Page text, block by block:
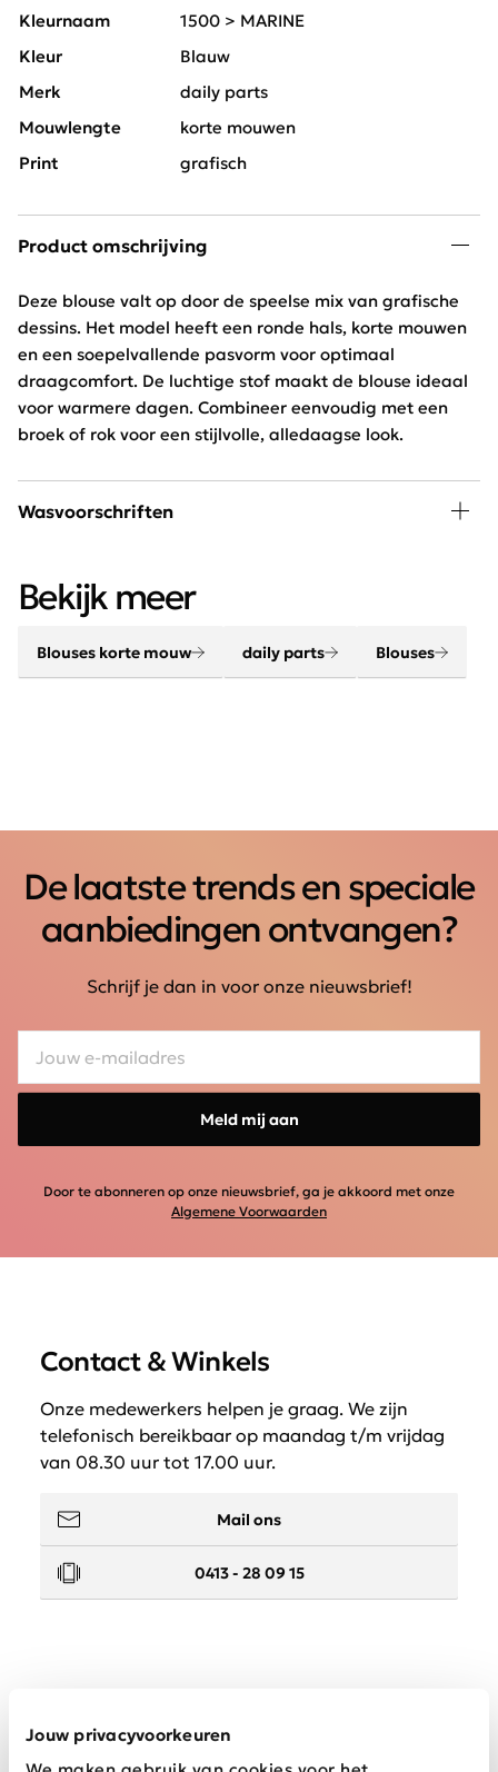
Jouw privacyvoorkeuren
Kleurnaam
1500 > MARINE
Kleur
Blauw
Merk
daily parts
Mouwlengte
korte mouwen
Print
grafisch
Product omschrijving
Deze blouse valt op door de speelse mix van grafische
dessins. Het model heeft een ronde hals, korte mouwen
en een soepelvallende pasvorm voor optimaal
draagcomfort. De luchtige stof maakt de blouse ideaal
voor warmere dagen. Combineer eenvoudig met een
broek of rok voor een stijlvolle, alledaagse look.
Wasvoorschriften
Bekijk meer
Blouses korte mouw daily parts Blouses
De laatste trends en speciale
aanbiedingen ontvangen?
Schrijf je dan in voor onze nieuwsbrief!
Meld mij aan
Door te abonneren op onze nieuwsbrief, ga je akkoord met onze
Algemene Voorwaarden
Contact & Winkels
Onze medewerkers helpen je graag. We zijn
telefonisch bereikbaar op maandag t/m vrijdag
van 08.30 uur tot 17.00 uur.
Mail ons
0413 - 28 09 15